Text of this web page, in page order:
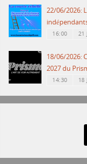
22/06/2026:
16:00 21
18/06/2026:
2027 du
14:30 18